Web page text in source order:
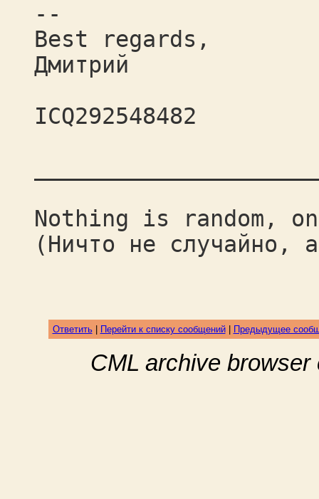
--
Best regards,
Дмитрий
ICQ292548482
Nothing is random,
(Ничто не случайно,
Ответить| Перейти к списку сообщений| Предыдущее
CML archive